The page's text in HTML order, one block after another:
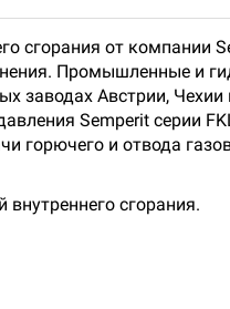
сгорания от компании
Промышленные и
заводах Австрии,
Semperit серии
горючего и отвода
сгорания.